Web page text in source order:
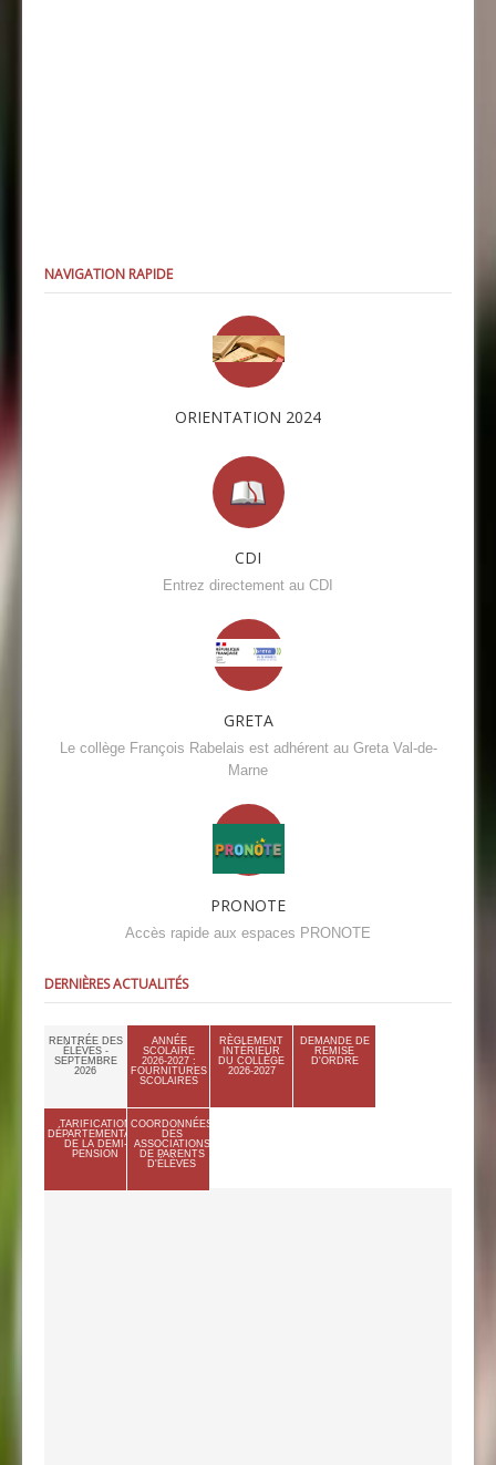
NAVIGATION RAPIDE
ORIENTATION 2024
CDI
Entrez directement au CDI
GRETA
Le collège François Rabelais est adhérent au Greta Val-de-
Marne
PRONOTE
Accès rapide aux espaces PRONOTE
DERNIÈRES ACTUALITÉS
RENTRÉE DES
ÉLÈVES -
SEPTEMBRE
2026
ANNÉE
SCOLAIRE
2026-2027 :
FOURNITURES
SCOLAIRES
RÈGLEMENT
INTÉRIEUR
DU COLLÈGE
2026-2027
DEMANDE DE
REMISE
D'ORDRE
TARIFICATION
DÉPARTEMENTALE
DE LA DEMI-
PENSION
COORDONNÉES
DES
ASSOCIATIONS
DE PARENTS
D'ÉLÈVES